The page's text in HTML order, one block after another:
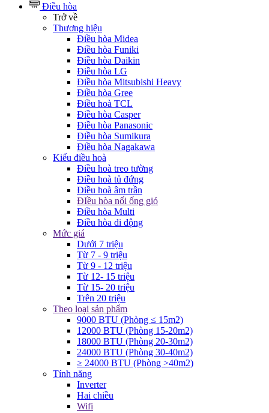
Điều hòa
Trở về
Thương hiệu
Điều hòa Midea
Điều hòa Funiki
Điều hòa Daikin
Điều hòa LG
Điều hòa Mitsubishi Heavy
Điều hòa Gree
Điều hoà TCL
Điều hòa Casper
Điều hòa Panasonic
Điều hòa Sumikura
Điều hòa Nagakawa
Kiểu điều hoà
Điều hoà treo tường
Điều hoà tủ đứng
Điều hoà âm trần
ĐIều hòa nối ống gió
Điều hòa Multi
Điều hòa di động
Mức giá
Dưới 7 triệu
Từ 7 - 9 triệu
Từ 9 - 12 triệu
Từ 12- 15 triệu
Từ 15- 20 triệu
Trên 20 triệu
Theo loại sản phẩm
9000 BTU (Phòng ≤ 15m2)
12000 BTU (Phòng 15-20m2)
18000 BTU (Phòng 20-30m2)
24000 BTU (Phòng 30-40m2)
≥ 24000 BTU (Phòng >40m2)
Tính năng
Inverter
Hai chiều
Wifi